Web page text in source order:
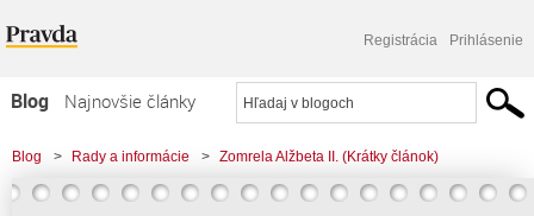
Registrácia Prihlásenie
Blog
Najnovšie články
Najčítanejšie články
Najkomentovanejšie články
Blog > Rady a informácie > Zomrela Alžbeta II. (Krátky článok)